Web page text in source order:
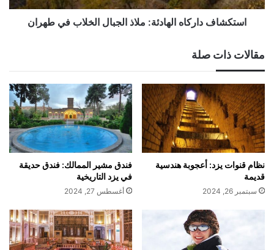
استكشاف داركاه الهادئة: ملاذ الجبال الخلاب في طهران
مقالات ذات صلة
نظام قنوات يزد: أعجوبة هندسية
قديمة
سبتمبر 26, 2024
فندق مشير الممالك: فندق حديقة
في يزد التاريخية
أغسطس 27, 2024